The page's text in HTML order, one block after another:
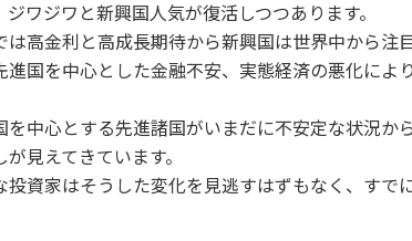
ジワジワと新興国人気が復活しつつあります。
は高金利と高成長期待から新興国は世界中から注
進国を中心とした金融不安、実態経済の悪化によ
を中心とする先進諸国がいまだに不安定な状況か
見えてきています。
投資家はそうした変化を見逃すはずもなく、すで